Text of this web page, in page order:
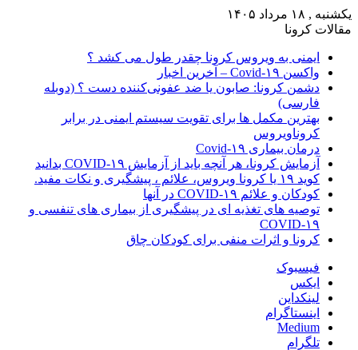
یکشنبه , ۱۸ مرداد ۱۴۰۵
مقالات کرونا
ایمنی به ویروس کرونا چقدر طول می کشد ؟
واکسن Covid-۱۹ – آخرین اخبار
دشمن کرونا: صابون یا ضد عفونی‌کننده دست ؟ (دوبله
فارسی)
بهترین مکمل ها برای تقویت سیستم ایمنی در برابر
کروناویروس
درمان بیماری Covid-۱۹
آزمایش کرونا، هر آنچه باید از آزمایش COVID-۱۹ بدانید
کوید ۱۹ یا کرونا ویروس، علائم ، پیشگیری و نکات مفید.
کودکان و علائم COVID-۱۹ در آنها
توصیه های تغذیه ای در پیشگیری از بیماری های تنفسی و
COVID-۱۹
کرونا و اثرات منفی برای کودکان چاق
فیسبوک
ایکس
لینکداین
اینستاگرام
Medium
تلگرام